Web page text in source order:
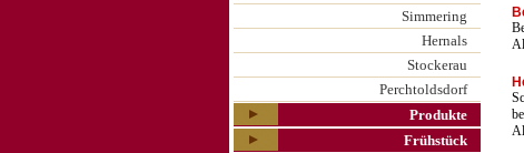
Simmering
Hernals
Stockerau
Perchtoldsdorf
Produkte
Frühstück